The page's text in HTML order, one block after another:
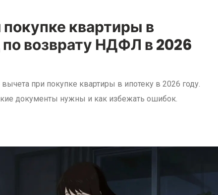
квартиры в
возврату НДФЛ в 2026
при покупке квартиры в ипотеку в 2026 году.
документы нужны и как избежать ошибок.